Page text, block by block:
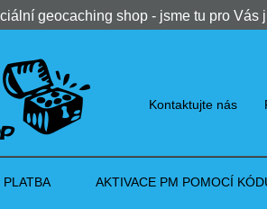
geocaching shop - jsme tu pro Vás
Kontaktujte nás
PLATBA AKTIVACE PM POMOCÍ